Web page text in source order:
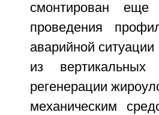
смонтирован
проведения
аварийной
из
регенерации
механическим